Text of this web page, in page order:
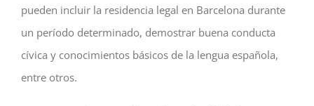
pueden incluir la residencia legal en Barcelona durante
un período determinado, demostrar buena conducta
cívica y conocimientos básicos de la lengua española,
entre otros.